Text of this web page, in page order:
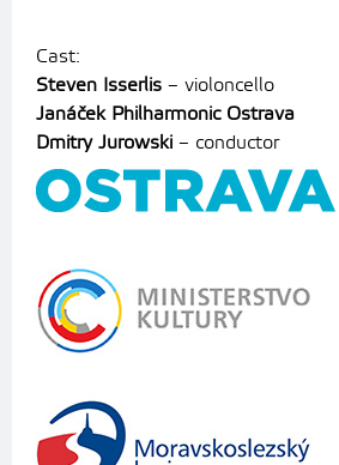
Cast:
Steven Isserlis – violoncello
Janáček Philharmonic Ostrava
Dmitry Jurowski – conductor